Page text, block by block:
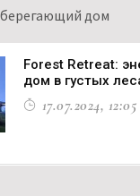
дом
Forest Retreat:
дом в густых
17.07.2024, 12:05